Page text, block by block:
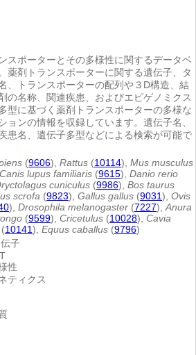
スポーターとその多様性に関するデータベ
薬剤トランスポーターに関する遺伝子、タ
、トランスポーターの配列や３D構造、結
の名称、関連疾患、およびエピゲノミクス
型に基づく薬剤トランスポーターの多様な
ョンの情報を収録しています。遺伝子名、
患名、遺伝子多型などによる検索が可能で
(9606), Rattus (10114), Mus musculus
Canis lupus familiaris (9615), Danio rerio
cuniculus (9986), Bos taurus
scrofa (9823), Gallus gallus (9031), Ovis
), Drosophila melanogaster (7227), Anura
(9599), Cricetulus (10028), Cavia
(10141), Equus caballus (9796)
子
性
ティクス